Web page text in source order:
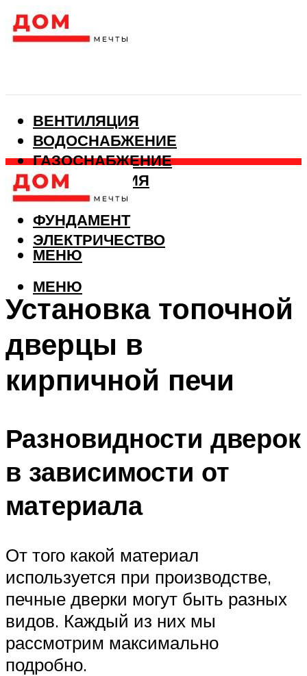
ВЕНТИЛЯЦИЯ
ВОДОСНАБЖЕНИЕ
ГАЗОСНАБЖЕНИЕ
КАНАЛИЗАЦИЯ
ОТОПЛЕНИЕ
ФУНДАМЕНТ
ЭЛЕКТРИЧЕСТВО
МЕНЮ
МЕНЮ
Установка топочной
дверцы в
кирпичной печи
Разновидности дверок
в зависимости от
материала
От того какой материал
используется при производстве,
печные дверки могут быть разных
видов. Каждый из них мы
рассмотрим максимально
подробно.